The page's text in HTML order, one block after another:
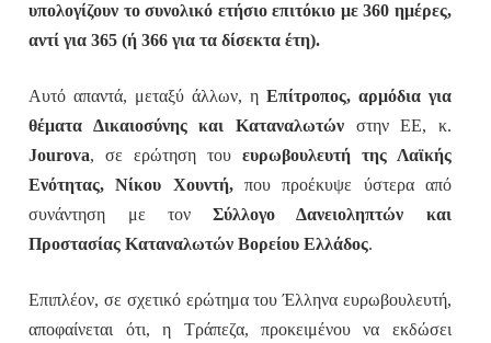
υπολογίζουν το συνολικό ετήσιο επιτόκιο με 360 ημέρες,
αντί για 365 (ή 366 για τα δίσεκτα έτη).
Αυτό απαντά, μεταξύ άλλων, η Επίτροπος, αρμόδια για
θέματα Δικαιοσύνης και Καταναλωτών στην ΕΕ, κ.
Jourova, σε ερώτηση του ευρωβουλευτή της Λαϊκής
Ενότητας, Νίκου Χουντή, που προέκυψε ύστερα από
συνάντηση με τονΣύλλογο Δανειοληπτών και
Προστασίας Καταναλωτών Βορείου Ελλάδος.
Επιπλέον, σε σχετικό ερώτημα του Έλληνα ευρωβουλευτή,
αποφαίνεται ότι, η Τράπεζα, προκειμένου να εκδώσει